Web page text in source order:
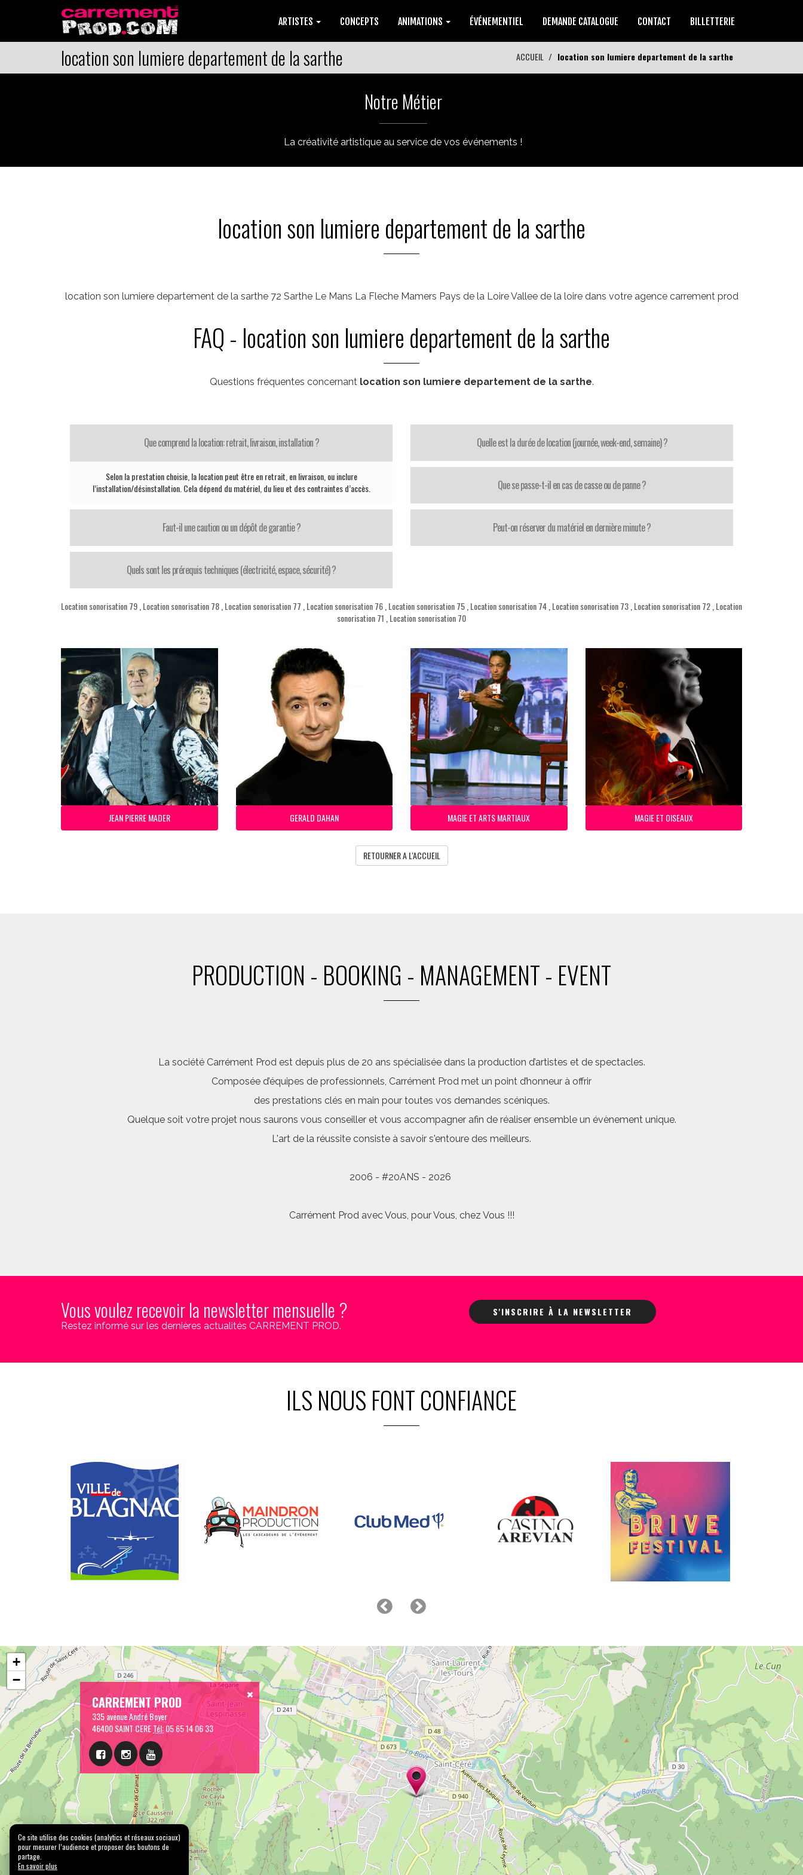
ARTISTES CONCEPTS ANIMATIONS ÉVÉNEMENTIEL DEMANDE CATALOGUE CONTACT BILLETTERIE
location son lumiere departement de la sarthe ACCUEIL location son lumiere departement de la sarthe
Notre Métier
La créativité artistique au service de vos événements !
location son lumiere departement de la sarthe
location son lumiere departement de la sarthe 72 Sarthe Le Mans La Fleche Mamers Pays de la Loire Vallee de la loire dans votre agence carrement prod
FAQ - location son lumiere departement de la sarthe
Questions fréquentes concernant location son lumiere departement de la sarthe.
Que comprend la location: retrait, livraison, installation ?
Selon la prestation choisie, la location peut être en retrait, en livraison, ou inclure
l’installation/désinstallation. Cela dépend du matériel, du lieu et des contraintes d’accès.
Faut-il une caution ou un dépôt de garantie ?
Quels sont les prérequis techniques (électricité, espace, sécurité) ?
Quelle est la durée de location (journée, week-end, semaine) ?
Que se passe-t-il en cas de casse ou de panne ?
Peut-on réserver du matériel en dernière minute ?
Location sonorisation 79 Location sonorisation 78 Location sonorisation 77 Location sonorisation 76 Location sonorisation 75 Location sonorisation 74 Location sonorisation 73 Location sonorisation 72 Location
sonorisation 71 Location sonorisation 70
JEAN PIERRE MADER GERALD DAHAN MAGIE ET ARTS MARTIAUX MAGIE ET OISEAUX
RETOURNER A L'ACCUEIL
PRODUCTION - BOOKING - MANAGEMENT - EVENT
La société Carrément Prod est depuis plus de 20 ans spécialisée dans la production d’artistes et de spectacles.
Composée d’équipes de professionnels, Carrément Prod met un point d’honneur à offrir
des prestations clés en main pour toutes vos demandes scéniques.
Quelque soit votre projet nous saurons vous conseiller et vous accompagner afin de réaliser ensemble un évènement unique.
L'art de la réussite consiste à savoir s'entoure des meilleurs.
2006 - #20ANS - 2026
Carrément Prod avec Vous, pour Vous, chez Vous !!!
Vous voulez recevoir la newsletter mensuelle ?
Restez informé sur les dernières actualités CARREMENT PROD.
S'INSCRIRE À LA NEWSLETTER
ILS NOUS FONT CONFIANCE
CARREMENT PROD
335 avenue André Boyer
46400 SAINT CERETél:05 65 14 06 33
+
−
Ce site utilise des cookies (analytics et réseaux sociaux)
pour mesurer l’audience et proposer des boutons de
partage.
En savoir plus